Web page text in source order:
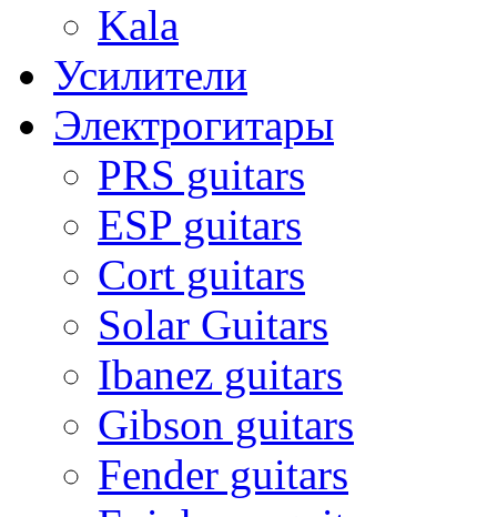
Kala
Усилители
Электрогитары
PRS guitars
ESP guitars
Cort guitars
Solar Guitars
Ibanez guitars
Gibson guitars
Fender guitars